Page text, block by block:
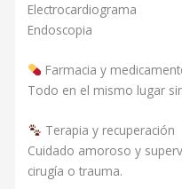
Electrocardiograma
Endoscopia
Farmacia y
Todo en el mismo lugar
Terapia y recuperación
Cuidado amoroso y
cirugía o trauma.